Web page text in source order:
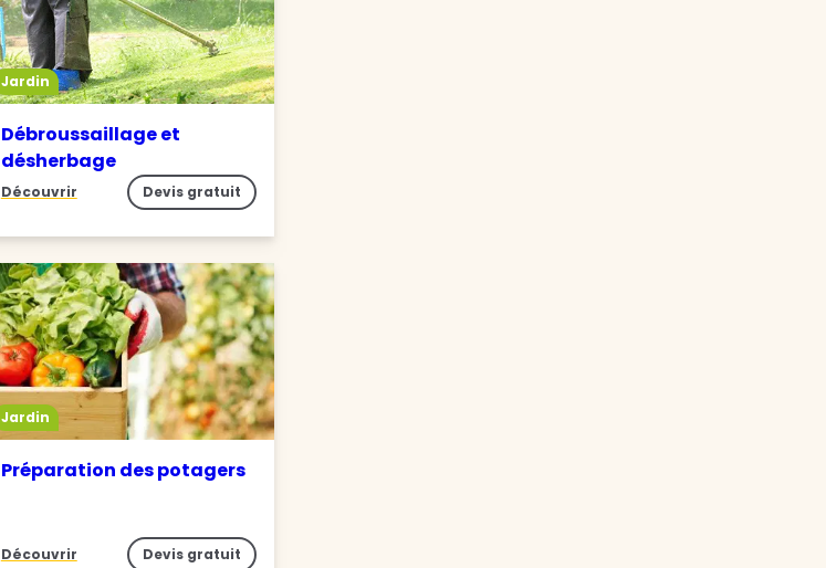
Jardin
Débroussaillage et
désherbage
Découvrir Devis gratuit
Jardin
Préparation des potagers
Découvrir Devis gratuit